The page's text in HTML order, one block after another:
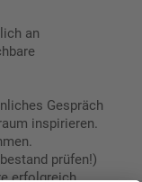
an
Gespräch
inspirieren.
prüfen!)
erfolgreich